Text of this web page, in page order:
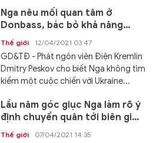
Nga nêu mối quan tâm ở
Donbass, bác bỏ khả năng
chiến tranh với với Ukraine
Thế giới 12/04/2021 03:47
GD&TĐ - Phát ngôn viên Điện Kremlin
Dmitry Peskov cho biết Nga không tìm
kiếm một cuộc chiến với Ukraine...
Lầu năm góc giục Nga làm rõ ý
định chuyển quân tới biên giới
Ukraine
Thế giới 07/04/2021 14:35